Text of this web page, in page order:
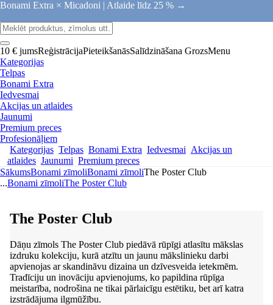
Bonami Extra × Micadoni | Atlaide līdz 25 % →
10 € jumsReģistrācijaPieteikšanāsSalīdzināšana GrozsMenu
Kategorijas
Telpas
Bonami Extra
Iedvesmai
Akcijas un atlaides
Jaunumi
Premium preces
Profesionāļiem
Kategorijas Telpas Bonami Extra Iedvesmai Akcijas un
atlaides Jaunumi Premium preces
SākumsBonami zīmoliBonami zīmoliThe Poster Club
...Bonami zīmoliThe Poster Club
The Poster Club
Dāņu zīmols The Poster Club piedāvā rūpīgi atlasītu mākslas
izdruku kolekciju, kurā atzītu un jaunu mākslinieku darbi
apvienojas ar skandināvu dizaina un dzīvesveida ietekmēm.
Tradīciju un inovāciju apvienojums, ko papildina rūpīga
meistarība, nodrošina ne tikai pārlaicīgu estētiku, bet arī katra
izstrādājuma ilgmūžību.